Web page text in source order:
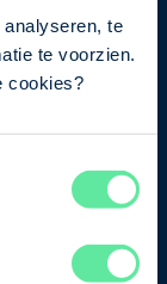
te
te voorzien.
cookies?